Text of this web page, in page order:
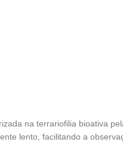
na terrariofilia bioativa
lento, facilitando a